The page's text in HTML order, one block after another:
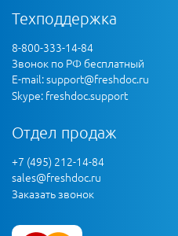
Техподдержка
8-800-333-14-84
Звонок по РФ бесплатный
E-mail:support@freshdoc.ru
Skype: freshdoc.support
Отдел продаж
+7 (495) 212-14-84
sales@freshdoc.ru
Заказать звонок